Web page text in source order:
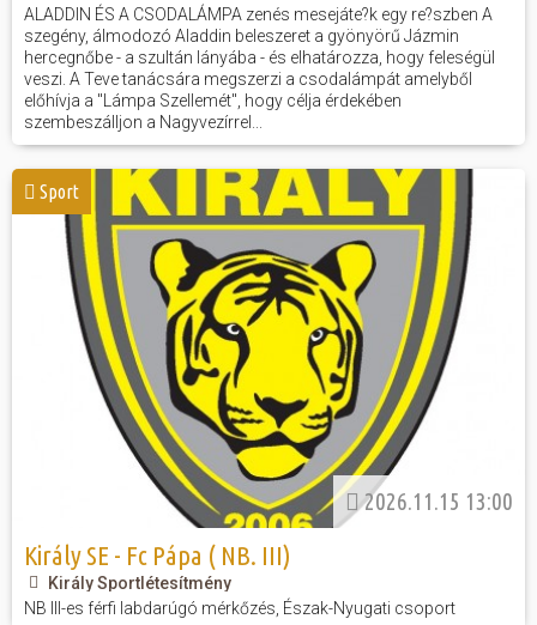
ALADDIN ÉS A CSODALÁMPA zenés mesejáte?k egy re?szben A
szegény, álmodozó Aladdin beleszeret a gyönyörű Jázmin
hercegnőbe - a szultán lányába - és elhatározza, hogy feleségül
veszi. A Teve tanácsára megszerzi a csodalámpát amelyből
előhívja a "Lámpa Szellemét", hogy célja érdekében
szembeszálljon a Nagyvezírrel...
Sport
2026.11.15 13:00
Király SE - Fc Pápa ( NB. III)
Király Sportlétesítmény
NB III-es férfi labdarúgó mérkőzés, Észak-Nyugati csoport